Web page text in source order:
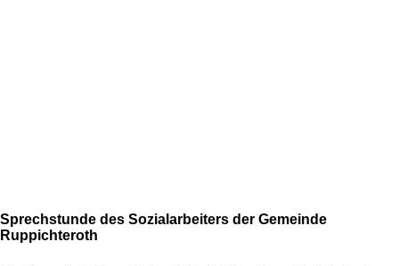
Sprechstunde des Sozialarbeiters der Gemeinde
Ruppichteroth